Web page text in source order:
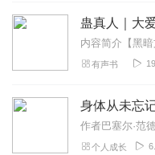
有声书
身体从未忘
个人成长